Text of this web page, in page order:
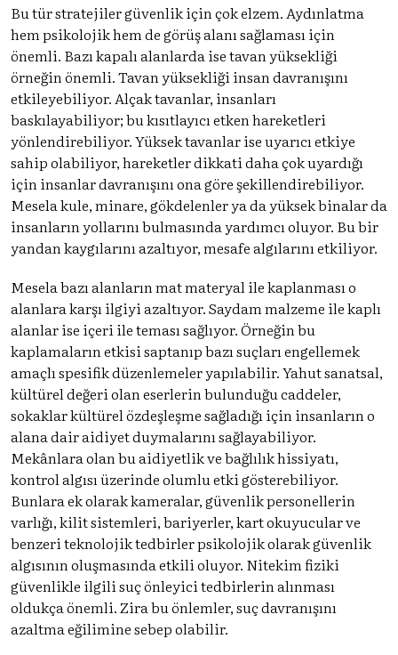
Bu tür stratejiler güvenlik için çok elzem. Aydınlatma
hem psikolojik hem de görüş alanı sağlaması için
önemli. Bazı kapalı alanlarda ise tavan yüksekliği
örneğin önemli. Tavan yüksekliği insan davranışını
etkileyebiliyor. Alçak tavanlar, insanları
baskılayabiliyor; bu kısıtlayıcı etken hareketleri
yönlendirebiliyor. Yüksek tavanlar ise uyarıcı etkiye
sahip olabiliyor, hareketler dikkati daha çok uyardığı
için insanlar davranışını ona göre şekillendirebiliyor.
Mesela kule, minare, gökdelenler ya da yüksek binalar da
insanların yollarını bulmasında yardımcı oluyor. Bu bir
yandan kaygılarını azaltıyor, mesafe algılarını etkiliyor.
Mesela bazı alanların mat materyal ile kaplanması o
alanlara karşı ilgiyi azaltıyor. Saydam malzeme ile kaplı
alanlar ise içeri ile teması sağlıyor. Örneğin bu
kaplamaların etkisi saptanıp bazı suçları engellemek
amaçlı spesifik düzenlemeler yapılabilir. Yahut sanatsal,
kültürel değeri olan eserlerin bulunduğu caddeler,
sokaklar kültürel özdeşleşme sağladığı için insanların o
alana dair aidiyet duymalarını sağlayabiliyor.
Mekânlara olan bu aidiyetlik ve bağlılık hissiyatı,
kontrol algısı üzerinde olumlu etki gösterebiliyor.
Bunlara ek olarak kameralar, güvenlik personellerin
varlığı, kilit sistemleri, bariyerler, kart okuyucular ve
benzeri teknolojik tedbirler psikolojik olarak güvenlik
algısının oluşmasında etkili oluyor. Nitekim fiziki
güvenlikle ilgili suç önleyici tedbirlerin alınması
oldukça önemli. Zira bu önlemler, suç davranışını
azaltma eğilimine sebep olabilir.